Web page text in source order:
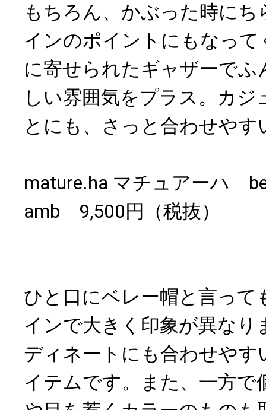
もちろん、かぶった時に
インのポイントにもなっ
に寄せられたギャザーで
しい雰囲気をプラス。カ
とにも、さっと合わせや
mature.ha マチュアーハ
amb 9,500円（税抜）
ひと口にベレー帽と言って
インで大きく印象が異なり
ディネートにも合わせや
イテムです。また、一方で